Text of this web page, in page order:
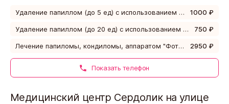
Показать телефон
Удаление папиллом (до 5 ед) с использованием радиохирургического аппарата 1000 ₽
Удаление папиллом (до 20 ед) с использованием радиохирургического аппарата 750 ₽
Лечение папиломы, кондиломы, аппаратом "Фотек" (1шт.). 2950 ₽
Медицинский центр Сердолик на улице